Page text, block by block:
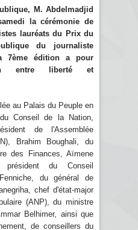
M. Abdelmadjid
la cérémonie de
lauréats du Prix du
du journaliste
7ème édition a pour
entre liberté et
au Palais du Peuple en
Conseil de la Nation,
de l'Assemblée
Brahim Boughali, du
des Finances, Aïmene
président du Conseil
du général de
chef d'état-major
(ANP), du ministre
Belhimer, ainsi que
de conseillers du